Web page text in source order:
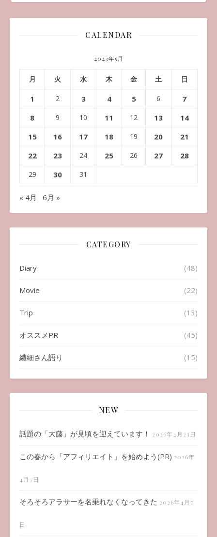
CALENDAR
2023年5月
月 火 水 木 金 土 日
1 2 3 4 5 6
7
8
9 10 11 12 13
14
15
16 17 18 19 20
21
22
23 24 25 26 27 28
29 30 31
« 4月 6月 »
CATEGORY
Diary (48)
Movie (22)
Trip (13)
オススメPR (45)
繊細さん語り (15)
NEW
話題の「大藤」が見頃を迎えています！ 2026年4月23日
この春から「アフィリエイト」を始めよう(PR) 2026年
4月7日
そろそろアラサーを名乗れなくなってきた 2026年4月7
日